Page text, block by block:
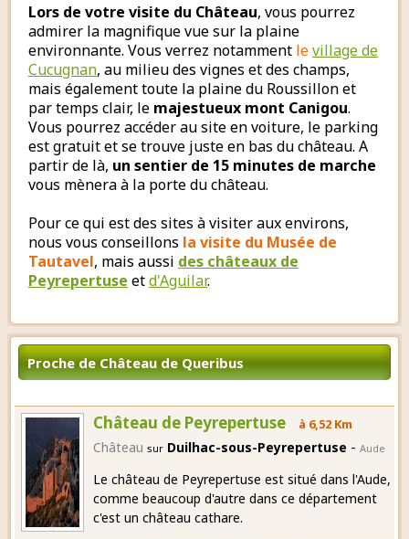
Lors de votre visite du Château, vous pourrez
admirer la magnifique vue sur la plaine
environnante. Vous verrez notamment levillage de
Cucugnan, au milieu des vignes et des champs,
mais également toute la plaine du Roussillon et
par temps clair, le majestueux mont Canigou.
Vous pourrez accéder au site en voiture, le parking
est gratuit et se trouve juste en bas du château. A
partir de là, un sentier de 15 minutes de marche
vous mènera à la porte du château.
Pour ce qui est des sites à visiter aux environs,
nous vous conseillons la visite du Musée de
Tautavel, mais aussi des châteaux de
Peyrepertuse etd'Aguilar.
Proche de Château de Queribus
Château de Peyrepertuse à 6,52 Km
Château sur Duilhac-sous-Peyrepertuse -Aude
Le château de Peyrepertuse est situé dans l'Aude,
comme beaucoup d'autre dans ce département
c'est un château cathare.